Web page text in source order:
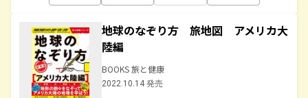
地球のなぞり方 旅地図 アメリカ大
陸編
BOOKS 旅と健康
2022.10.14 発売